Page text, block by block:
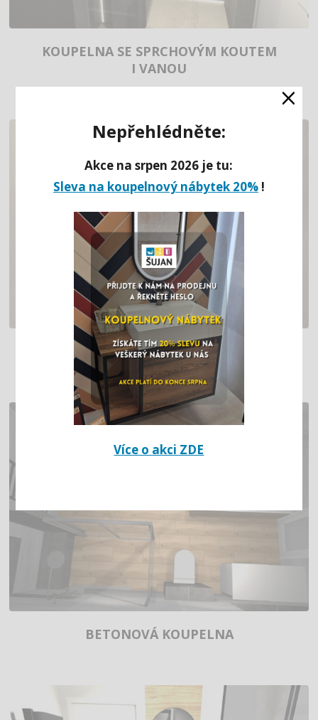
KOUPELNA SE SPRCHOVÝM KOUTEM
I VANOU
MRAMOROVÁ KOUPELNA I
BETONOVÁ KOUPELNA
Nepřehlédněte:
Akce na srpen 2026 je tu:
Sleva na koupelnový nábytek 20%!
Více o akci ZDE
×